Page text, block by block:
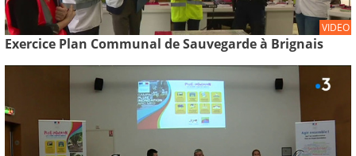
VIDEO
Exercice Plan Communal de Sauvegarde à Brignais